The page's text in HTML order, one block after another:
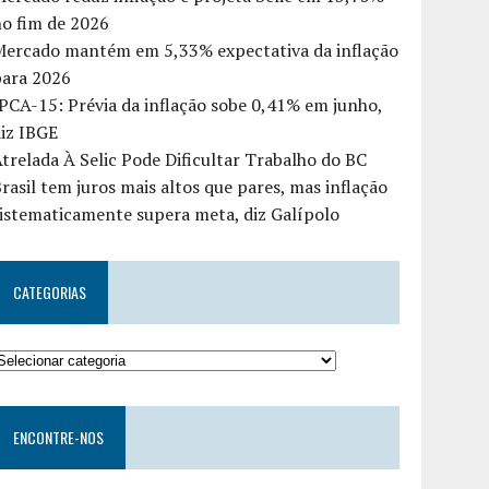
fim de 2026
mantém em 5,33% expectativa da inflação
2026
15: Prévia da inflação sobe 0,41% em junho,
IBGE
À Selic Pode Dificultar Trabalho do BC
tem juros mais altos que pares, mas inflação
supera meta, diz Galípolo
CATEGORIAS
ENCONTRE-NOS